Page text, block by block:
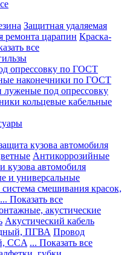
Защитная удаляемая
ремонта царапин Краска-
все
опрессовку по ГОСТ
наконечники по ГОСТ
под опрессовку
кольцевые кабельные
кузова автомобиля
Антикоррозийные
кузова автомобиля
и универсальные
смешивания красок,
... Показать все
акустические
Акустический кабель
ПГВА Провод
CCA ... Показать все